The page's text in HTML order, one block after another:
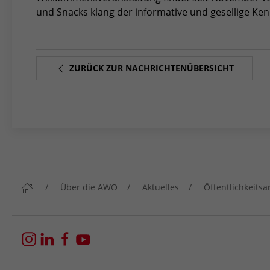
und Snacks klang der informative und gesellige
ZURÜCK ZUR NACHRICHTENÜBERSICHT
Über die AWO Aktuelles